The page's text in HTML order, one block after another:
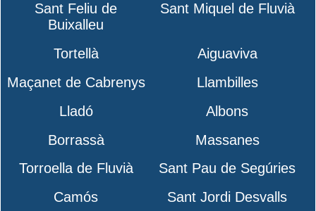
Sant Feliu de
Buixalleu
Sant Miquel de Fluvià
Tortellà
Aiguaviva
Maçanet de Cabrenys
Llambilles
Lladó
Albons
Borrassà
Massanes
Torroella de Fluvià
Sant Pau de Segúries
Camós
Sant Jordi Desvalls